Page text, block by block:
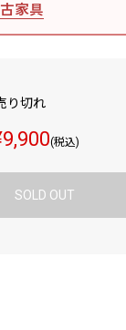
家具
り切れ
(税込)
SOLD OUT